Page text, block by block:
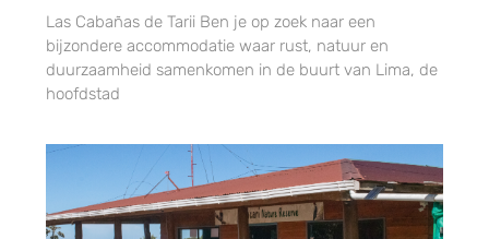
Las Cabañas de Tarii Ben je op zoek naar een
bijzondere accommodatie waar rust, natuur en
duurzaamheid samenkomen in de buurt van Lima, de
hoofdstad